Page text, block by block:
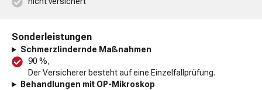
Sonderleistungen
Schmerzlindernde Maßnahmen
90 %,
Der Versicherer besteht auf eine Einzelfallprüfung.
Behandlungen mit OP-Mikroskop